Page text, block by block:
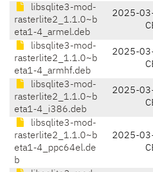
libsqlite3-mod-
rasterlite2_1.1.0~b
eta1-4_armel.deb
2025-
libsqlite3-mod-
rasterlite2_1.1.0~b
eta1-4_armhf.deb
2025-
libsqlite3-mod-
rasterlite2_1.1.0~b
eta1-4_i386.deb
2025-
libsqlite3-mod-
rasterlite2_1.1.0~b
eta1-4_ppc64el.de
b
2025-